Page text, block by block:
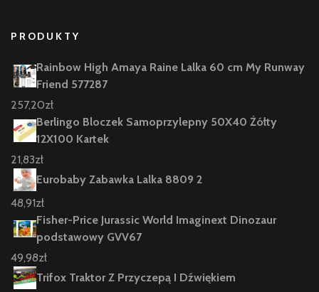
PRODUKTY
Rainbow High Amaya Raine Lalka 60 cm My Runway
Friend 577287
257,20zł
Berlingo Bloczek Samoprzylepny 50X40 Żółty
12X100 Kartek
21,83zł
Eurobaby Zabawka Lalka 8809 2
48,91zł
Fisher-Price Jurassic World Imaginext Dinozaur
podstawowy GVV67
49,98zł
Trifox Traktor Z Przyczepą I Dźwiękiem